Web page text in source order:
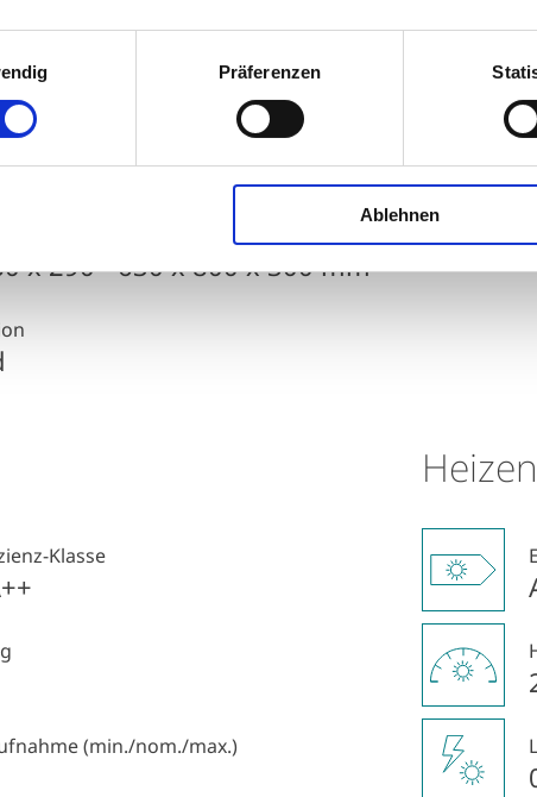
Präferenzen
Ablehnen
WHITE
x 290 - 630 x 800 x 300 mm
Klasse
(min./nom./max.)
Heizen